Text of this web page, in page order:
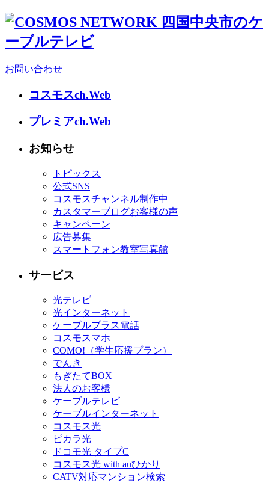
お問い合わせ
コスモスch.Web
プレミアch.Web
お知らせ
トピックス
公式SNS
コスモスチャンネル制作中
カスタマーブログお客様の声
キャンペーン
広告募集
スマートフォン教室写真館
サービス
光テレビ
光インターネット
ケーブルプラス電話
コスモスマホ
COMO!（学生応援プラン）
でんき
もぎたてBOX
法人のお客様
ケーブルテレビ
ケーブルインターネット
コスモス光
ピカラ光
ドコモ光 タイプC
コスモス光 with auひかり
CATV対応マンション検索